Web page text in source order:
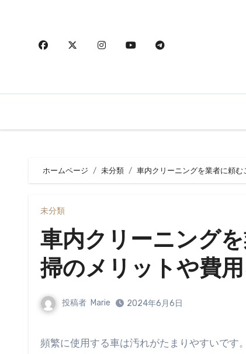
ホームページ 未分類 車内クリーニングを業者に頼
未分類
車内クリーニング
掃のメリットや費
投稿者 Marie 2024年6月6日
頻繁に使用する車は汚れがたまりやすいです。